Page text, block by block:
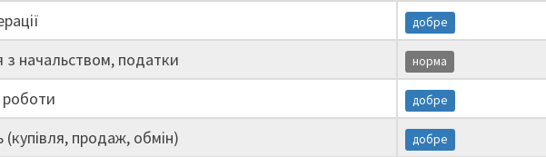
добре
з начальством, податки норма
роботи добре
(купівля, продаж, обмін) добре